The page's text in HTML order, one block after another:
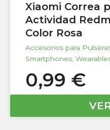
Xiaomi Correa
Actividad
Color Rosa
Accesorios para
Smartphones,
0,99 €